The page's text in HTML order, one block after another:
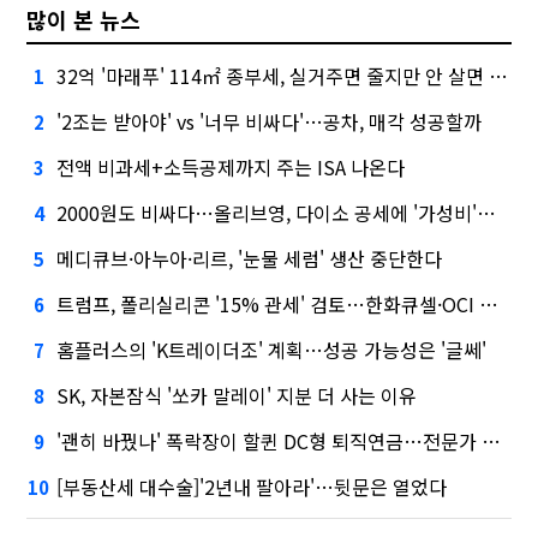
많이 본 뉴스
1 32억 '마래푸' 114㎡ 종부세, 실거주면 줄지만 안 살면 2.5배
2 '2조는 받아야' vs '너무 비싸다'…공차, 매각 성공할까
3 전액 비과세+소득공제까지 주는 ISA 나온다
4 2000원도 비싸다…올리브영, 다이소 공세에 '가성비'로 맞불
5 메디큐브·아누아·리르, '눈물 세럼' 생산 중단한다
6 트럼프, 폴리실리콘 '15% 관세' 검토…한화큐셀·OCI 영향은?
7 홈플러스의 'K트레이더조' 계획…성공 가능성은 '글쎄'
8 SK, 자본잠식 '쏘카 말레이' 지분 더 사는 이유
9 '괜히 바꿨나' 폭락장이 할퀸 DC형 퇴직연금…전문가 조언은
10 [부동산세 대수술]'2년내 팔아라'…뒷문은 열었다